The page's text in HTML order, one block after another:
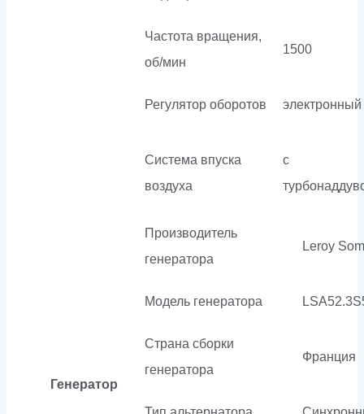
Частота вращения,
об/мин
1500
Регулятор оборотов электронный
Система впуска
воздуха
с
Генератор
Производитель
генератора
Leroy
Модель генератора
Страна сборки
генератора
Франция